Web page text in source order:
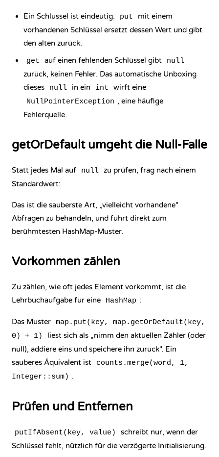
Ein Schlüssel ist eindeutig. put
mit einem
vorhandenen Schlüssel ersetzt dessen Wert und gibt
den alten zurück.
get auf einen fehlenden Schlüssel gibt null
zurück, keinen Fehler. Das automatische Unboxing
dieses
null in ein int wirft eine
NullPointerException , eine häufige
Fehlerquelle.
getOrDefault umgeht die Null-Falle
Statt jedes Mal auf null zu prüfen, frag nach einem
Standardwert:
Das ist die sauberste Art, „vielleicht vorhandene"
Abfragen zu behandeln, und führt direkt zum
berühmtesten HashMap-Muster.
Vorkommen zählen
Zu zählen, wie oft jedes Element vorkommt, ist die
Lehrbuchaufgabe für eine
HashMap :
Das Muster map.put(key, map.getOrDefault(key,
0) + 1)
liest sich als „nimm den aktuellen Zähler (oder
null), addiere eins und speichere ihn zurück". Ein
sauberes Äquivalent ist
counts.merge(word, 1,
Integer::sum) .
Prüfen und Entfernen
putIfAbsent(key, value)
schreibt nur, wenn der
Schlüssel fehlt, nützlich für die verzögerte Initialisierung.